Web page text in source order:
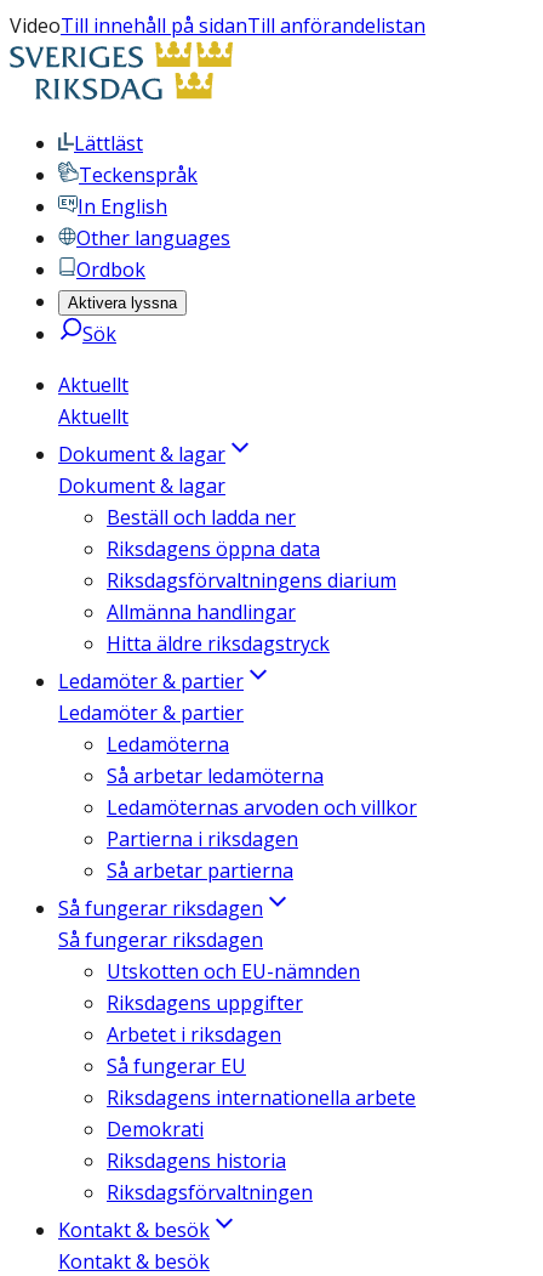
VideoTill innehåll på sidanTill anförandelistan
Lättläst
Teckenspråk
In English
Other languages
Ordbok
Aktivera lyssna
Sök
Aktuellt
Aktuellt
Dokument & lagar
Dokument & lagar
Beställ och ladda ner
Riksdagens öppna data
Riksdagsförvaltningens diarium
Allmänna handlingar
Hitta äldre riksdagstryck
Ledamöter & partier
Ledamöter & partier
Ledamöterna
Så arbetar ledamöterna
Ledamöternas arvoden och villkor
Partierna i riksdagen
Så arbetar partierna
Så fungerar riksdagen
Så fungerar riksdagen
Utskotten och EU-nämnden
Riksdagens uppgifter
Arbetet i riksdagen
Så fungerar EU
Riksdagens internationella arbete
Demokrati
Riksdagens historia
Riksdagsförvaltningen
Kontakt & besök
Kontakt & besök